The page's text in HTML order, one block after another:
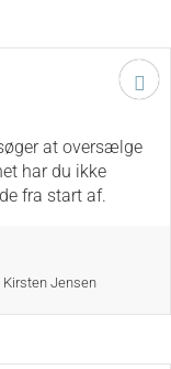
at oversælge
har du ikke
fra start af.
Kirsten Jensen